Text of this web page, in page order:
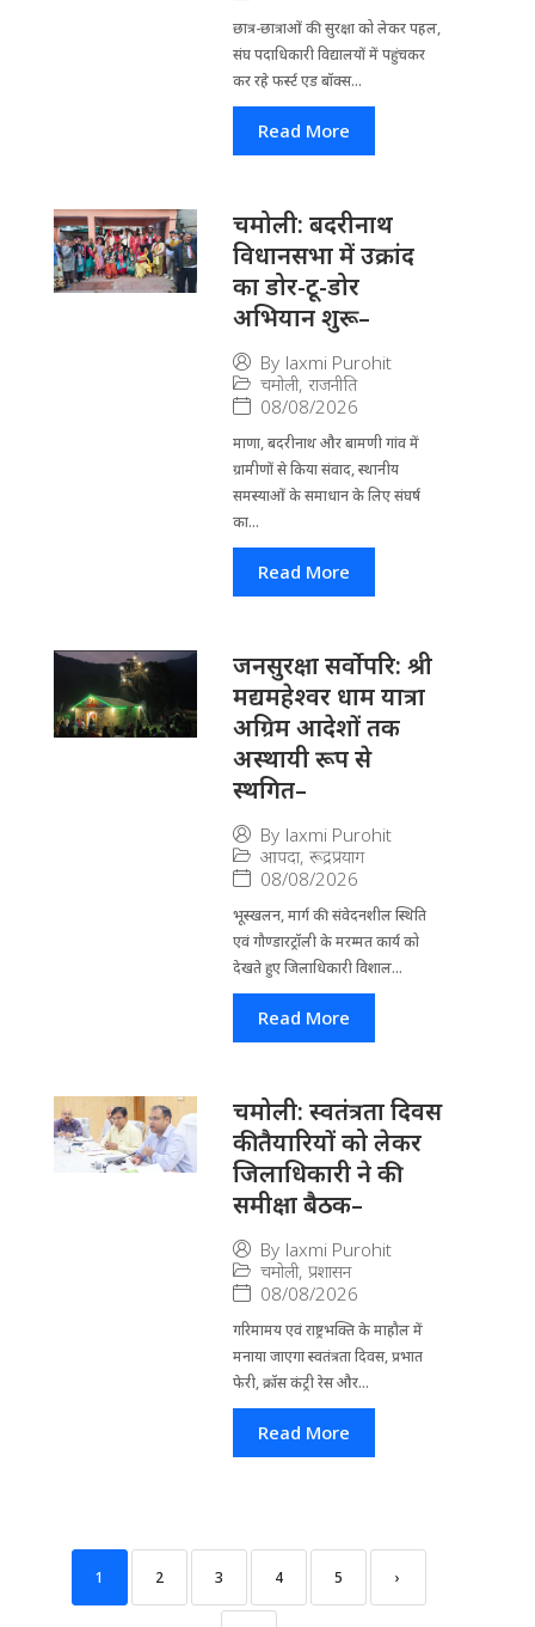
छात्र-छात्राओं की सुरक्षा को लेकर पहल,
संघ पदाधिकारी विद्यालयों में पहुंचकर
कर रहे फर्स्ट एड बॉक्स...
Read More
चमोली: बदरीनाथ
विधानसभा में उक्रांद
का डोर-टू-डोर
अभियान शुरू–
By laxmi Purohit
चमोली, राजनीति
08/08/2026
माणा, बदरीनाथ और बामणी गांव में
ग्रामीणों से किया संवाद, स्थानीय
समस्याओं के समाधान के लिए संघर्ष
का...
Read More
जनसुरक्षा सर्वोपरि: श्री
मद्यमहेश्वर धाम यात्रा
अग्रिम आदेशों तक
अस्थायी रूप से
स्थगित–
By laxmi Purohit
आपदा, रूद्रप्रयाग
08/08/2026
भूस्खलन, मार्ग की संवेदनशील स्थिति
एवं गौण्डारट्रॉली के मरम्मत कार्य को
देखते हुए जिलाधिकारी विशाल...
Read More
चमोली: स्वतंत्रता दिवस
की तैयारियों को लेकर
जिलाधिकारी ने की
समीक्षा बैठक–
By laxmi Purohit
चमोली, प्रशासन
08/08/2026
गरिमामय एवं राष्ट्रभक्ति के माहौल में
मनाया जाएगा स्वतंत्रता दिवस, प्रभात
फेरी, क्रॉस कंट्री रेस और...
Read More
1 2 3 4 5 ›